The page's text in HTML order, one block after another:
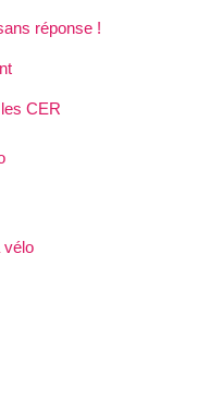
réponse !
CER
vélo